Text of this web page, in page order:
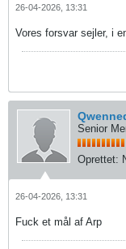
26-04-2026, 13:31
Vores forsvar sejler, i
Senior
Oprettet:
26-04-2026, 13:31
Fuck et mål af Arp